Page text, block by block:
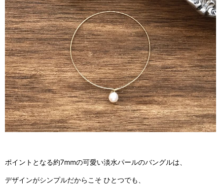
ポイントとなる約7mmの可愛い淡水パールのバングルは、
デザインがシンプルだからこそ ひとつでも、